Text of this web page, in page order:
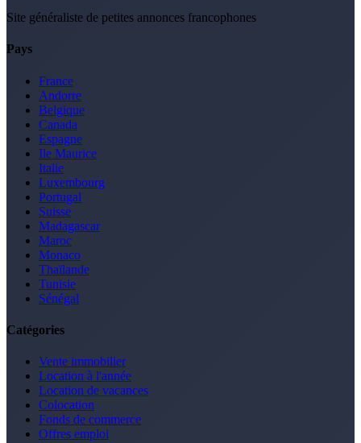
Site généraliste de petites annonces francophones
Pays
France
Andorre
Belgique
Canada
Espagne
Ile Maurice
Italie
Luxembourg
Portugal
Suisse
Madagascar
Maroc
Monaco
Thaïlande
Tunisie
Sénégal
Catégories
Vente immobilier
Location à l'année
Location de vacances
Colocation
Fonds de commerce
Offres emploi